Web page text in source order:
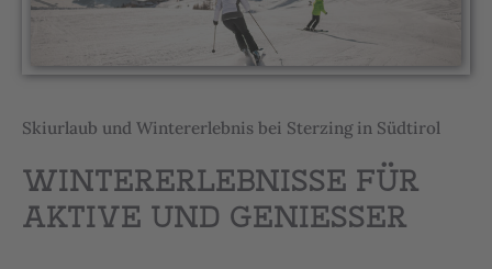
Skiurlaub und Wintererlebnis bei Sterzing in Südtirol
WINTERERLEBNISSE FÜR
AKTIVE UND GENIESSER